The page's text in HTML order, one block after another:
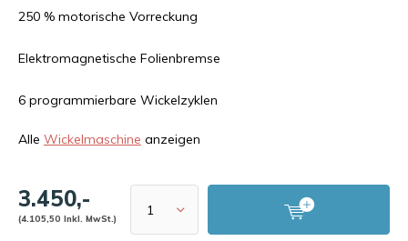
250 % motorische Vorreckung
Elektromagnetische Folienbremse
6 programmierbare Wickelzyklen
Alle Wickelmaschine anzeigen
3.450,-
(4.105,50 Inkl. MwSt.)